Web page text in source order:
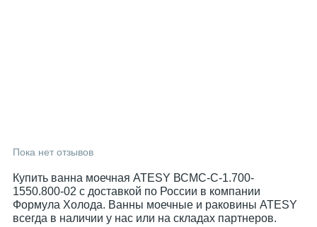
Пока нет отзывов
Купить ванна моечная ATESY ВСМС-С-1.700-
1550.800-02 с доставкой по России в компании
Формула Холода. Ванны моечные и раковины ATESY
всегда в наличии у нас или на складах партнеров.